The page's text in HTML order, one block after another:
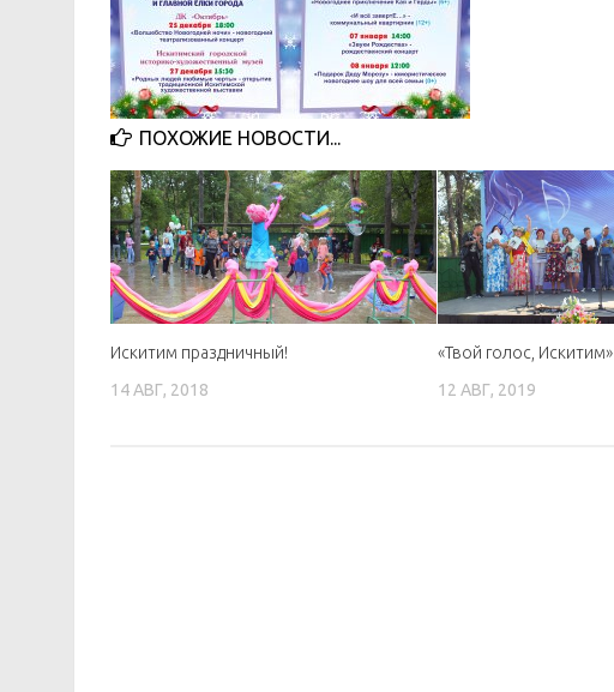
ПОХОЖИЕ НОВОСТИ...
Искитим праздничный!
14 АВГ, 2018
«Твой голос, Искитим»
12 АВГ, 2019